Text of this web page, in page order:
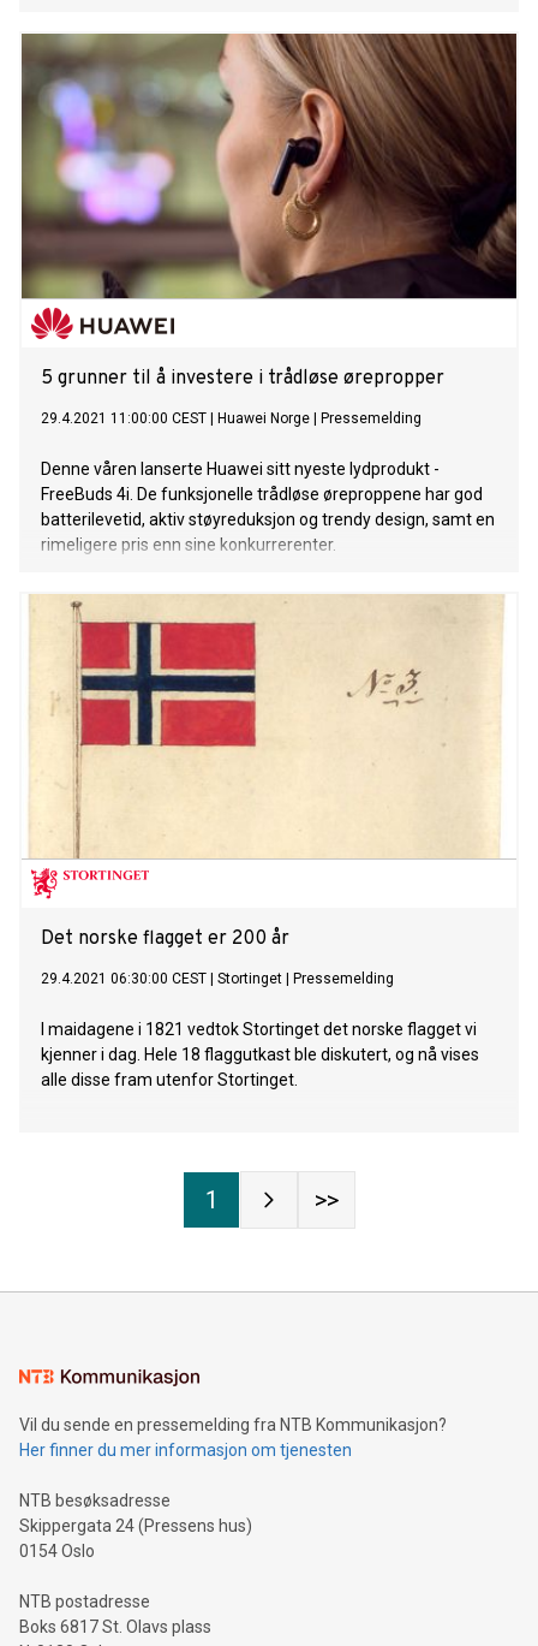
5 grunner til å investere i trådløse ørepropper
29.4.2021 11:00:00 CEST Huawei Norge Pressemelding
Denne våren lanserte Huawei sitt nyeste lydprodukt -
FreeBuds 4i. De funksjonelle trådløse øreproppene har god
batterilevetid, aktiv støyreduksjon og trendy design, samt en
rimeligere pris enn sine konkurrerenter.
Det norske flagget er 200 år
29.4.2021 06:30:00 CEST Stortinget Pressemelding
I maidagene i 1821 vedtok Stortinget det norske flagget vi
kjenner i dag. Hele 18 flaggutkast ble diskutert, og nå vises
alle disse fram utenfor Stortinget.
1 >>
Vil du sende en pressemelding fra NTB Kommunikasjon?
Her finner du mer informasjon om tjenesten
NTB besøksadresse
Skippergata 24 (Pressens hus)
0154 Oslo
NTB postadresse
Boks 6817 St. Olavs plass